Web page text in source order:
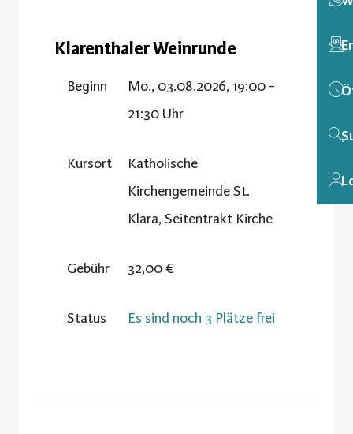
Klarenthaler Weinrunde
Beginn
Mo., 03.08.2026, 19:00 -
21:30 Uhr
Kursort
Katholische
Kirchengemeinde St.
Klara, Seitentrakt Kirche
Gebühr 32,00 €
Status Es sind noch 3 Plätze frei